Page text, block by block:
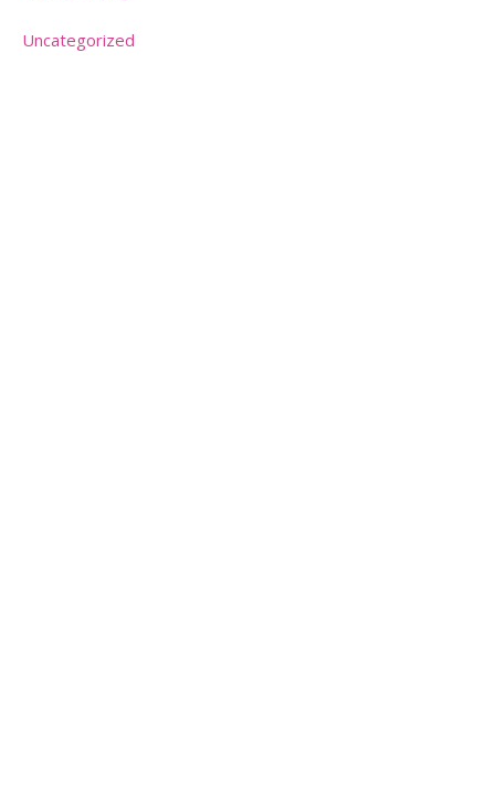
Uncategorized